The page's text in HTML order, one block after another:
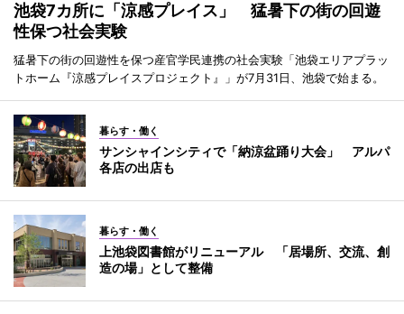
池袋7カ所に「涼感プレイス」 猛暑下の街の回遊
性保つ社会実験
猛暑下の街の回遊性を保つ産官学民連携の社会実験「池袋エリアプラッ
トホーム『涼感プレイスプロジェクト』」が7月31日、池袋で始まる。
暮らす・働く
サンシャインシティで「納涼盆踊り大会」 アルパ
各店の出店も
暮らす・働く
上池袋図書館がリニューアル 「居場所、交流、創
造の場」として整備